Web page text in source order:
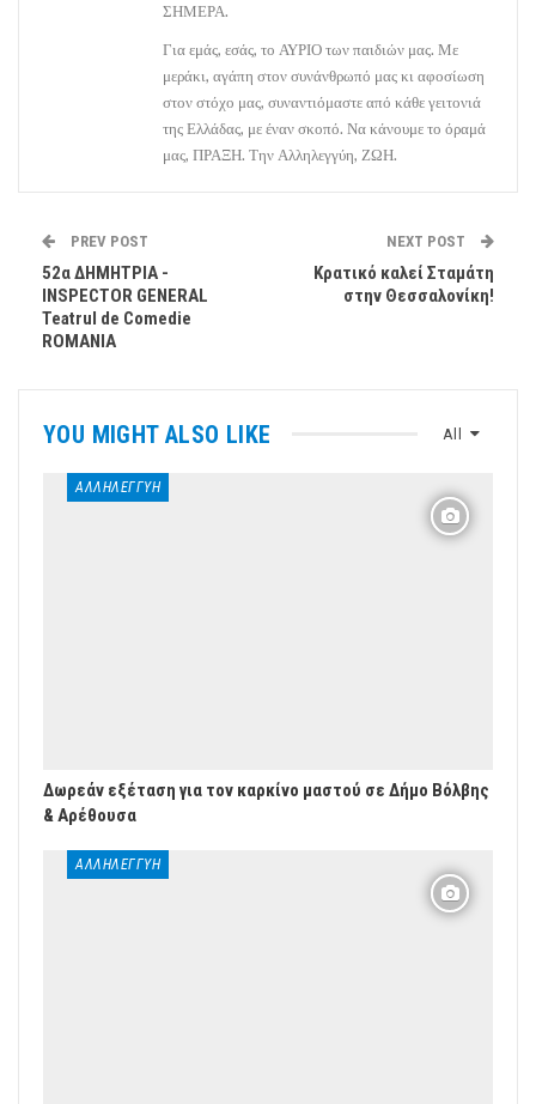
ΣΗΜΕΡΑ.
Για εμάς, εσάς, το ΑΥΡΙΟ των παιδιών μας. Με
μεράκι, αγάπη στον συνάνθρωπό μας κι αφοσίωση
στον στόχο μας, συναντιόμαστε από κάθε γειτονιά
της Ελλάδας, με έναν σκοπό. Να κάνουμε το όραμά
μας, ΠΡΑΞΗ. Την Αλληλεγγύη, ΖΩΗ.
PREV POST
52α ΔΗΜΗΤΡΙΑ -
INSPECTOR GENERAL
Teatrul de Comedie
ROMANIA
NEXT POST
Κρατικό καλεί Σταμάτη
στην Θεσσαλονίκη!
All
YOU MIGHT ALSO LIKE
ΑΛΛΗΛΕΓΓΎΗ
Δωρεάν εξέταση για τον καρκίνο μαστού σε Δήμο Βόλβης
& Αρέθουσα
ΑΛΛΗΛΕΓΓΎΗ